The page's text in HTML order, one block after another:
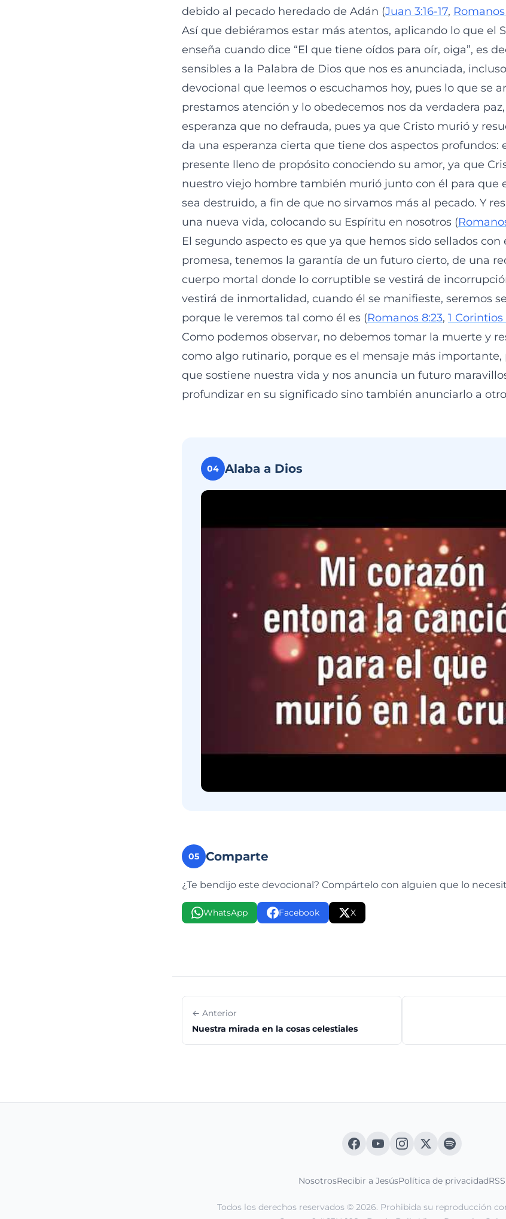
debido al pecado heredado de Adán (Juan 3:16-17, Romanos
Así que debiéramos estar más atentos, aplicando lo que el
enseña cuando dice “El que tiene oídos para oír, oiga”, es
sensibles a la Palabra de Dios que nos es anunciada,
devocional que leemos o escuchamos hoy, pues lo que se
prestamos atención y lo obedecemos nos da verdadera
esperanza que no defrauda, pues ya que Cristo murió y
da una esperanza cierta que tiene dos aspectos profundos:
presente lleno de propósito conociendo su amor, ya que
nuestro viejo hombre también murió junto con él para que
sea destruido, a fin de que no sirvamos más al pecado. Y
una nueva vida, colocando su Espíritu en nosotros (
El segundo aspecto es que ya que hemos sido sellados con
promesa, tenemos la garantía de un futuro cierto, de una
cuerpo mortal donde lo corruptible se vestirá de
vestirá de inmortalidad, cuando él se manifieste, seremos
porque le veremos tal como él es (Romanos 8:23, 1 Corintios
Como podemos observar, no debemos tomar la muerte y
como algo rutinario, porque es el mensaje más
que sostiene nuestra vida y nos anuncia un futuro
profundizar en su significado sino también anunciarlo a
04 Alaba a Dios
05 Comparte
¿Te bendijo este devocional? Compártelo con alguien que lo
WhatsApp Facebook X
← Anterior
Nuestra mirada en la cosas celestiales
NosotrosRecibir a JesúsPolítica de privacidadRSS
Todos los derechos reservados © 2026. Prohibida su reproducción